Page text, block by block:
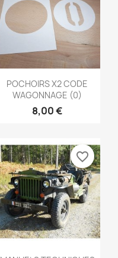
Aperçu rapide
POCHOIRS X2 CODE
WAGONNAGE (0)
8,00 €
favorite_border